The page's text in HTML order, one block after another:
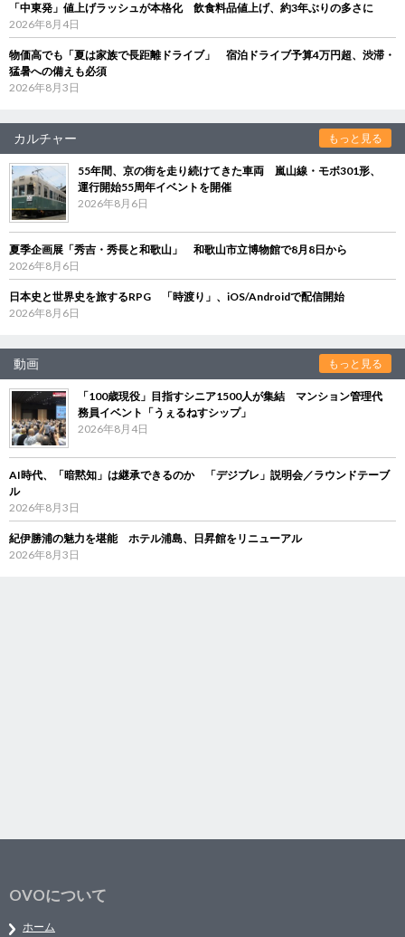
「中東発」値上げラッシュが本格化 飲食料品値上げ、約3年ぶりの多さに
2026年8月4日
物価高でも「夏は家族で長距離ドライブ」 宿泊ドライブ予算4万円超、渋滞・
猛暑への備えも必須
2026年8月3日
カルチャー もっと見る
55年間、京の街を走り続けてきた車両 嵐山線・モボ301形、
運行開始55周年イベントを開催
2026年8月6日
夏季企画展「秀吉・秀長と和歌山」 和歌山市立博物館で8月8日から
2026年8月6日
日本史と世界史を旅するRPG 「時渡り」、iOS/Androidで配信開始
2026年8月6日
動画 もっと見る
「100歳現役」目指すシニア1500人が集結 マンション管理代
務員イベント「うぇるねすシップ」
2026年8月4日
AI時代、「暗黙知」は継承できるのか 「デジブレ」説明会／ラウンドテーブ
ル
2026年8月3日
紀伊勝浦の魅力を堪能 ホテル浦島、日昇館をリニューアル
2026年8月3日
OVOについて
ホーム